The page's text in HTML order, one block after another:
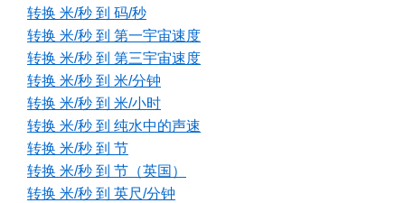
转换 米/秒 到 码/秒
转换 米/秒 到 第一宇宙速度
转换 米/秒 到 第三宇宙速度
转换 米/秒 到 米/分钟
转换 米/秒 到 米/小时
转换 米/秒 到 纯水中的声速
转换 米/秒 到 节
转换 米/秒 到 节（英国）
转换 米/秒 到 英尺/分钟